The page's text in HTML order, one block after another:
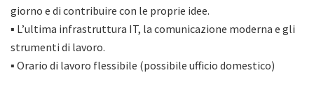
giorno e di contribuire con le proprie idee.
▪ L’ultima infrastruttura IT, la comunicazione moderna e gli
strumenti di lavoro.
▪ Orario di lavoro flessibile (possibile ufficio domestico)